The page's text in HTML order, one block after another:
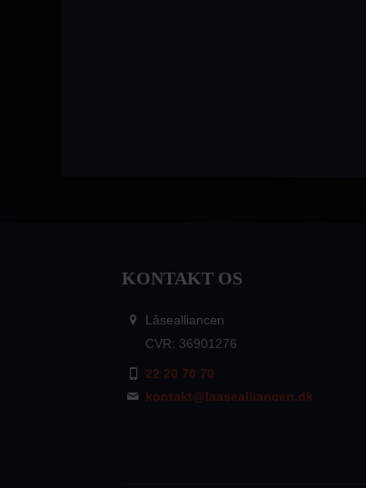
KONTAKT OS
Låsealliancen
CVR: 36901276
22 20 70 70
kontakt@laasealliancen.dk